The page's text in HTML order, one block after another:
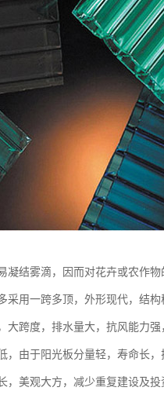
结雾滴，因而对花卉或农作
用一跨多顶，外形现代，结构
大跨度，排水量大，抗风能力
由于阳光板分量轻，寿命长
美观大方，减少重复建设及